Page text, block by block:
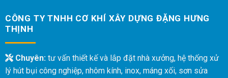
CÔNG TY TNHH CƠ KHÍ XÂY DỰNG ĐẶNG HƯNG
THỊNH
Chuyên:tư vấn thiết kế và lắp đặt nhà xưởng, hệ thống xử
lý hút bụi công nghiệp, nhôm kính, inox, máng xối, sơn sửa